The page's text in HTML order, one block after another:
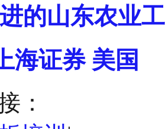
的山东农业
海证券 美国
：